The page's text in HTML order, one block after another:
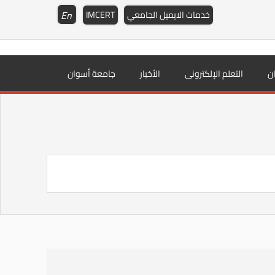
En خدمات الايميل الجامعي IMCERT
جامعة أسوان الأخبار التعلم الإلكترونى